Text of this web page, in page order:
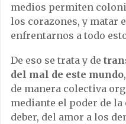
medios permiten
los corazones, y matar
enfrentarnos a todo
De eso se trata y de
del mal de este mundo
de manera colectiva
mediante el poder de
deber, del amor a los